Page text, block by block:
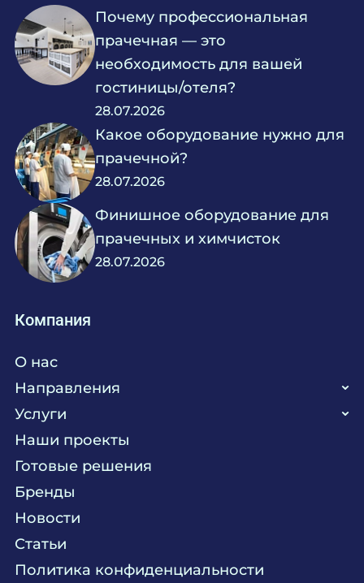
1450
330
351
416
440
444
475
490
505
510
520
524
535
550
557
560
570
580
612
621
640
680
710
733
746
800
830
Почему профессиональная
прачечная — это
необходимость для вашей
гостиницы/отеля?
28.07.2026
Какое оборудование нужно для
прачечной?
28.07.2026
Финишное оборудование для
прачечных и химчисток
28.07.2026
Компания
О нас
Направления
Кухня
Прачечная
Текстиль
Химия
Мебель
Комплексное оснащение
Услуги
Поставка аксессуаров и запасных частей
Сервисное обслуживание
Консалтинг
Технологическое проектирование
Продажа оборудования
Монтажные и пусконаладочные работы
Наши проекты
Готовые решения
Бренды
Новости
Статьи
Политика конфиденциальности